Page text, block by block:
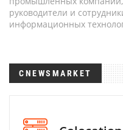
руководители и
информационных
CNEWSMARKET